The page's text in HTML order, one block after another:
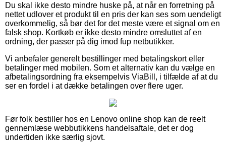
Du skal ikke desto mindre huske på, at når en forretning på
nettet udlover et produkt til en pris der kan ses som uendeligt
overkommelig, så bør det for det meste være et signal om en
falsk shop. Kortkøb er ikke desto mindre omsluttet af en
ordning, der passer på dig imod fup netbutikker.
Vi anbefaler generelt bestillinger med betalingskort eller
betalinger med mobilen. Som et alternativ kan du vælge en
afbetalingsordning fra eksempelvis ViaBill, i tilfælde af at du
ser en fordel i at dække betalingen over flere uger.
Før folk bestiller hos en Lenovo online shop kan de reelt
gennemlæse webbutikkens handelsaftale, det er dog
undertiden ikke særlig sjovt.